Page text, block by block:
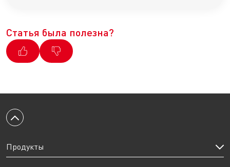
Статья была полезна?
Вернуться к началу
Продукты